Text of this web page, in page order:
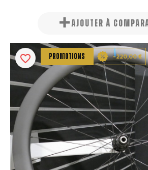
AJOUTER À
PROMOTIONS -220,00 €
favorite_border